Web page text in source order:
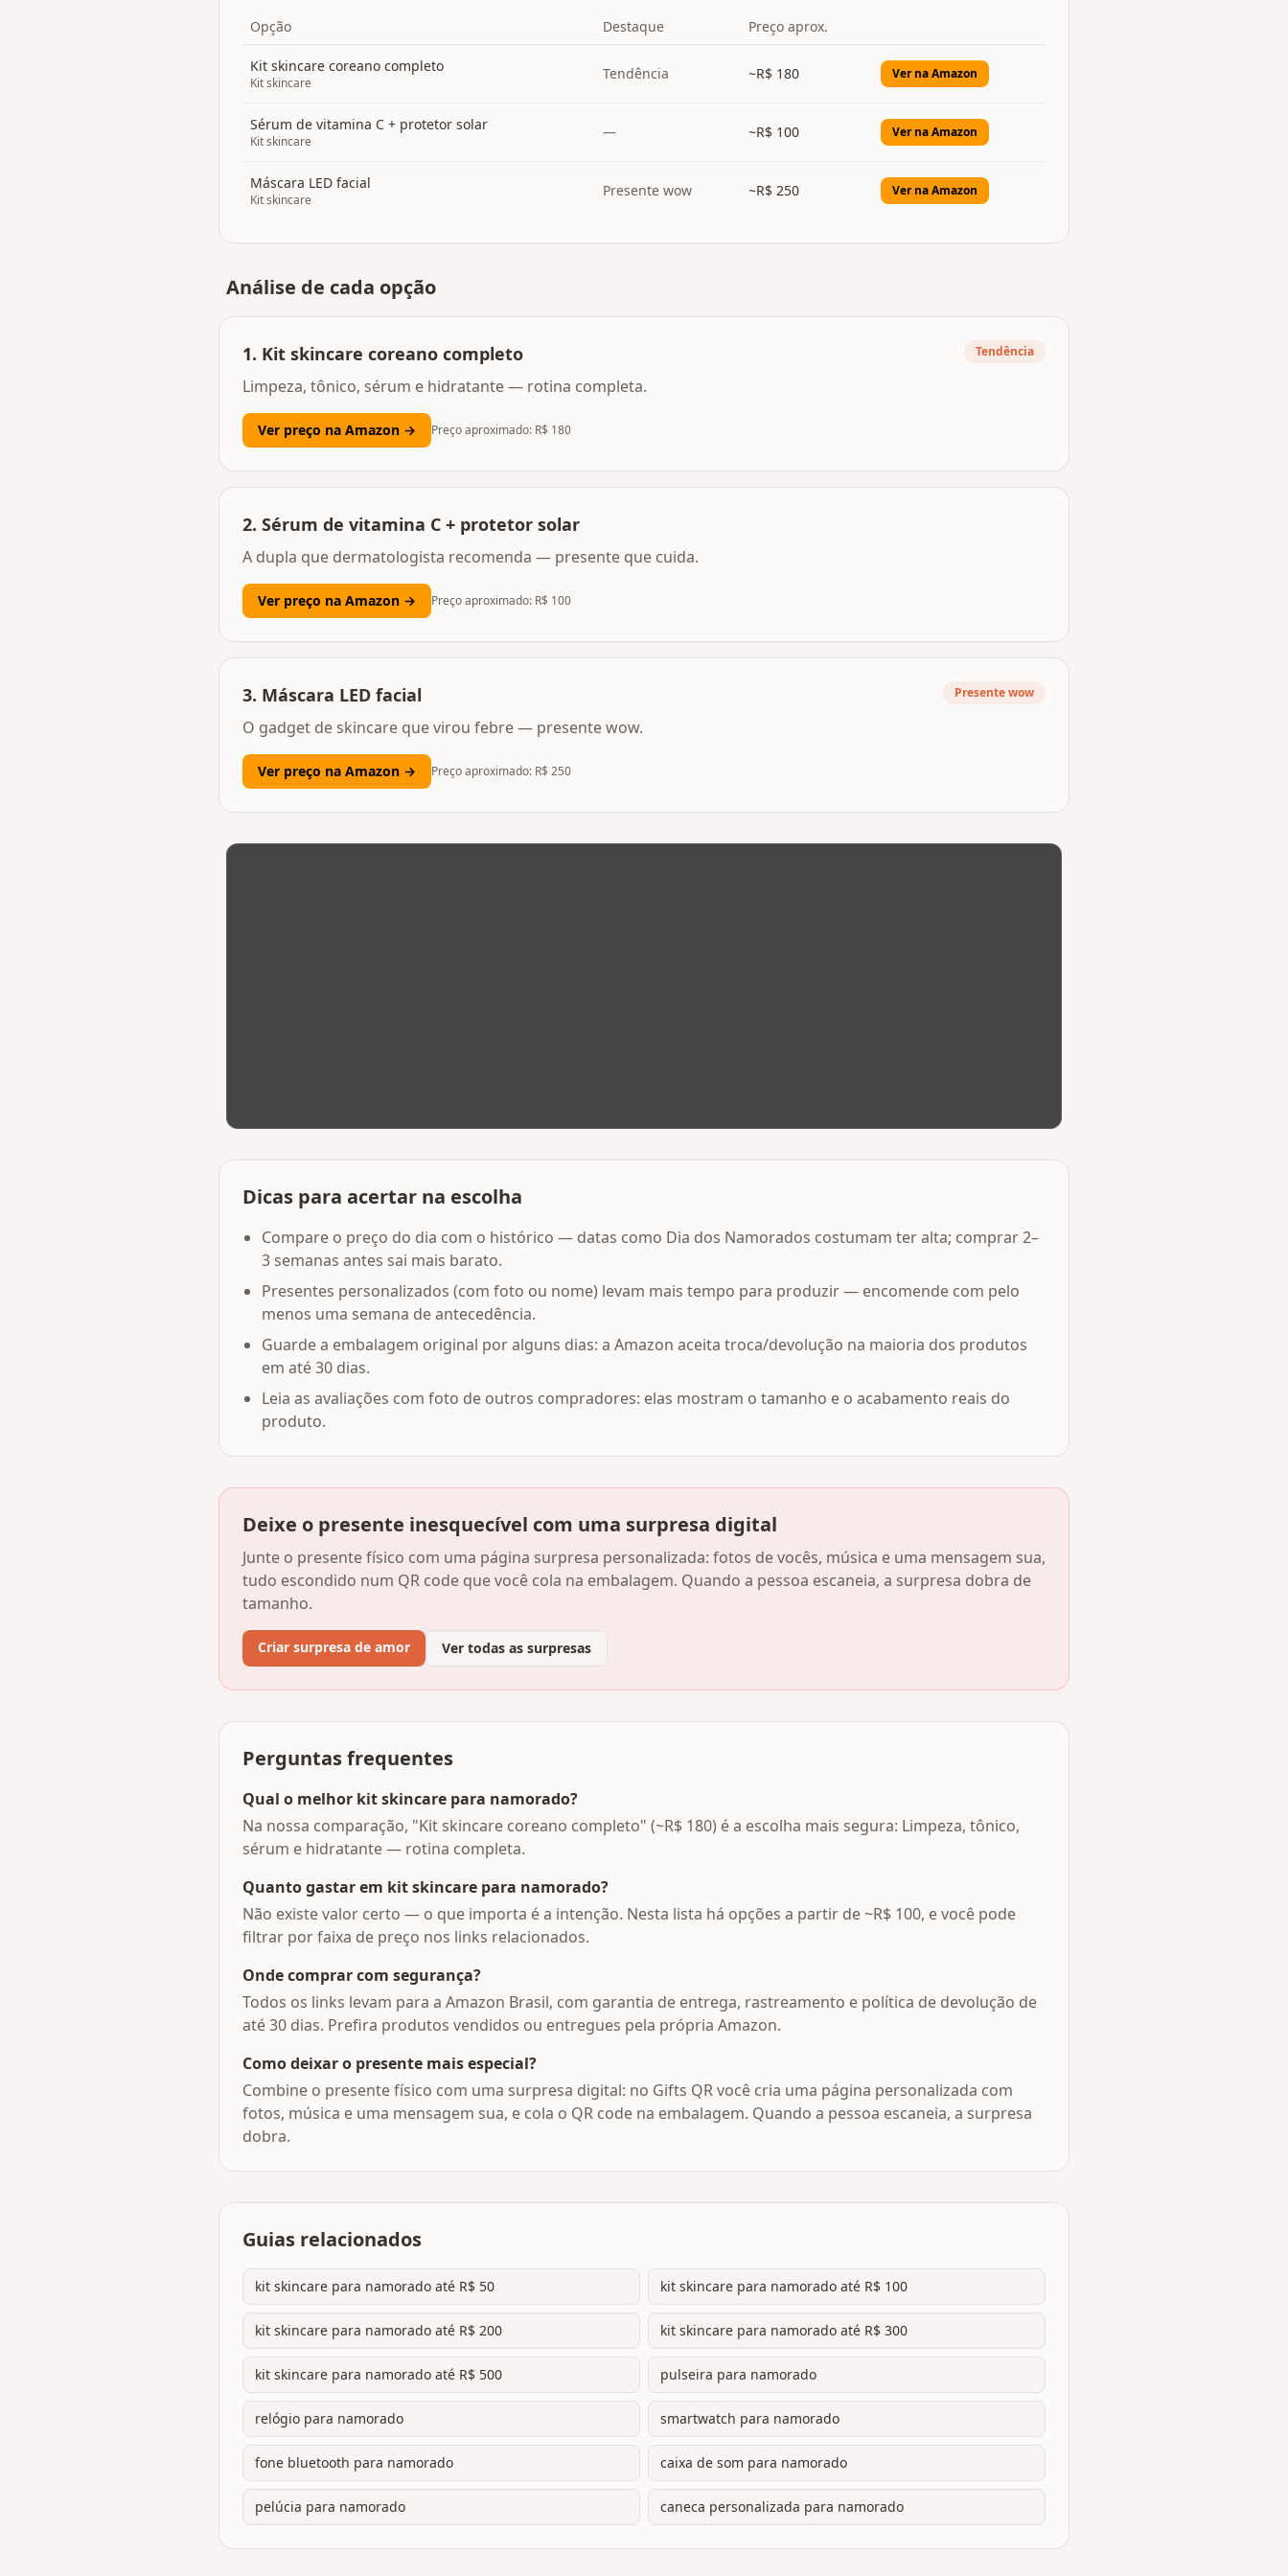
Opção Destaque Preço aprox.
Kit skincare coreano completo
Kit skincare
Tendência ~R$ 180 Ver na Amazon
Sérum de vitamina C + protetor solar
Kit skincare
— ~R$ 100 Ver na Amazon
Máscara LED facial
Kit skincare
Presente wow ~R$ 250 Ver na Amazon
Análise de cada opção
1. Kit skincare coreano completo Tendência
Limpeza, tônico, sérum e hidratante — rotina completa.
Ver preço na Amazon → Preço aproximado: R$ 180
2. Sérum de vitamina C + protetor solar
A dupla que dermatologista recomenda — presente que cuida.
Ver preço na Amazon → Preço aproximado: R$ 100
3. Máscara LED facial Presente wow
O gadget de skincare que virou febre — presente wow.
Ver preço na Amazon → Preço aproximado: R$ 250
Dicas para acertar na escolha
Compare o preço do dia com o histórico — datas como Dia dos Namorados costumam ter alta; comprar 2–
3 semanas antes sai mais barato.
Presentes personalizados (com foto ou nome) levam mais tempo para produzir — encomende com pelo
menos uma semana de antecedência.
Guarde a embalagem original por alguns dias: a Amazon aceita troca/devolução na maioria dos produtos
em até 30 dias.
Leia as avaliações com foto de outros compradores: elas mostram o tamanho e o acabamento reais do
produto.
Deixe o presente inesquecível com uma surpresa digital
Junte o presente físico com uma página surpresa personalizada: fotos de vocês, música e uma mensagem sua,
tudo escondido num QR code que você cola na embalagem. Quando a pessoa escaneia, a surpresa dobra de
tamanho.
Criar surpresa de amor Ver todas as surpresas
Perguntas frequentes
Qual o melhor kit skincare para namorado?
Na nossa comparação, "Kit skincare coreano completo" (~R$ 180) é a escolha mais segura: Limpeza, tônico,
sérum e hidratante — rotina completa.
Quanto gastar em kit skincare para namorado?
Não existe valor certo — o que importa é a intenção. Nesta lista há opções a partir de ~R$ 100, e você pode
filtrar por faixa de preço nos links relacionados.
Onde comprar com segurança?
Todos os links levam para a Amazon Brasil, com garantia de entrega, rastreamento e política de devolução de
até 30 dias. Prefira produtos vendidos ou entregues pela própria Amazon.
Como deixar o presente mais especial?
Combine o presente físico com uma surpresa digital: no Gifts QR você cria uma página personalizada com
fotos, música e uma mensagem sua, e cola o QR code na embalagem. Quando a pessoa escaneia, a surpresa
dobra.
Guias relacionados
kit skincare para namorado até R$ 50 kit skincare para namorado até R$ 100
kit skincare para namorado até R$ 200 kit skincare para namorado até R$ 300
kit skincare para namorado até R$ 500 pulseira para namorado
relógio para namorado smartwatch para namorado
fone bluetooth para namorado caixa de som para namorado
pelúcia para namorado caneca personalizada para namorado